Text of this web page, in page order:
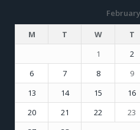
M
T W T
1
2
6
7 8 9
13
14 15 16
20
21 22 23